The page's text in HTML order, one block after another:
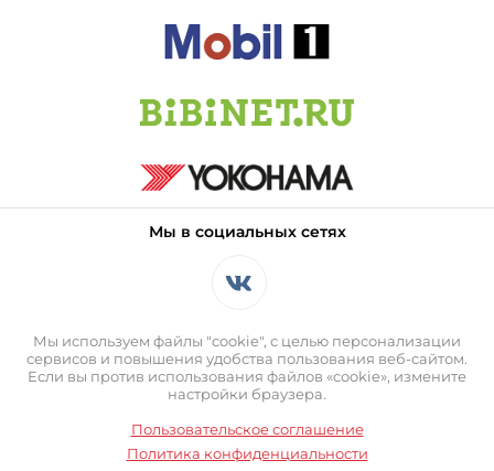
Мы в социальных сетях
Мы используем файлы "cookie", с целью персонализации
сервисов и повышения удобства пользования веб-сайтом.
Если вы против использования файлов «cookie», измените
настройки браузера.
Пользовательское соглашение
Политика конфиденциальности